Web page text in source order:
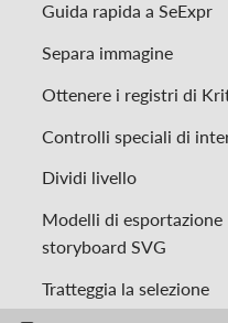
Guida rapida a SeExpr
Separa immagine
Ottenere i registri di
Controlli speciali di
Dividi livello
Modelli di esportazione
storyboard SVG
Tratteggia la selezione